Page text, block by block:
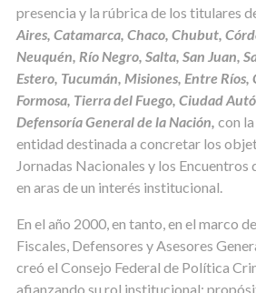
presencia y la rúbrica de los titulares
Aires, Catamarca, Chaco, Chubut,
Neuquén, Río Negro, Salta, San Juan,
Estero, Tucumán, Misiones, Entre Ríos,
Formosa, Tierra del Fuego, Ciudad
Defensoría General de la Nación, con
entidad destinada a concretar los
Jornadas Nacionales y los
en aras de un interés institucional.
En el año 2000, en tanto, en el marco
Fiscales, Defensores y Asesores
creó el Consejo Federal de Política
afianzando su rol institucional;